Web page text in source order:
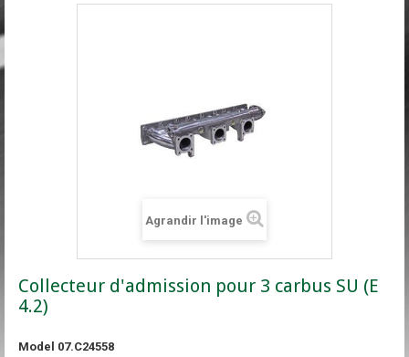
Agrandir l'image
Collecteur d'admission pour 3 carbus SU (E
4.2)
Model 07.C24558